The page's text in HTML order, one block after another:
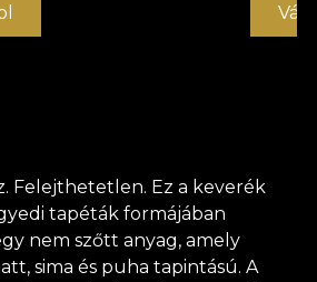
Felejthetetlen. Ez a keverék
tapéták formájában
nem szőtt anyag, amely
sima és puha tapintású. A